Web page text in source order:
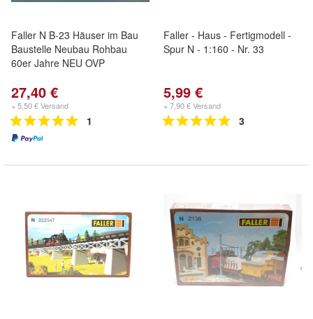
Faller N B-23 Häuser im Bau
Baustelle Neubau Rohbau
60er Jahre NEU OVP
27,40 €
+ 5,50 € Versand
1
Faller - Haus - Fertigmodell -
Spur N - 1:160 - Nr. 33
5,99 €
+ 7,90 € Versand
3